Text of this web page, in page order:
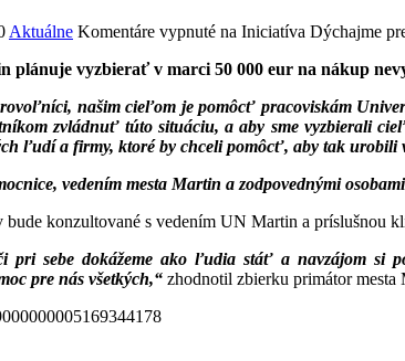
Aktuálne Komentáre vypnuté na Iniciatíva Dýchajme
plánuje vyzbierať v marci 50 000 eur na nákup
našim cieľom je pomôcť pracoviskám
zvládnuť túto situáciu, a aby sme vyzbierali
ľudí a firmy, ktoré by chceli pomôcť, aby tak urobili
vedením mesta Martin a zodpovednými
konzultované s vedením UN Martin a
pri sebe dokážeme ako ľudia stáť a navzájom si
pre nás všetkých,“ zhodnotil zbierku primátor mesta